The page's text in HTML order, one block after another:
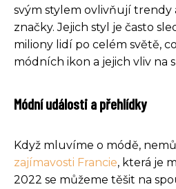
svým stylem ovlivňují trendy
značky. Jejich styl je často
miliony lidí po celém světě,
módních ikon a jejich vliv na
Módní události a přehlídky
Když mluvíme o módě,
zajímavosti Francie, která je
2022 se můžeme těšit na